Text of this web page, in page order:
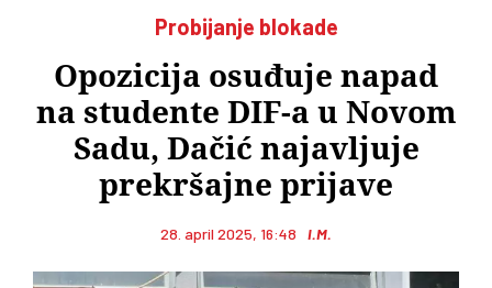
Probijanje blokade
Opozicija osuđuje napad
na studente DIF-a u Novom
Sadu, Dačić najavljuje
prekršajne prijave
28. april 2025, 16:48 I.M.